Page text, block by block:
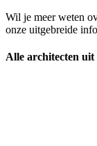
Wil je meer weten
onze uitgebreide
Alle architecten